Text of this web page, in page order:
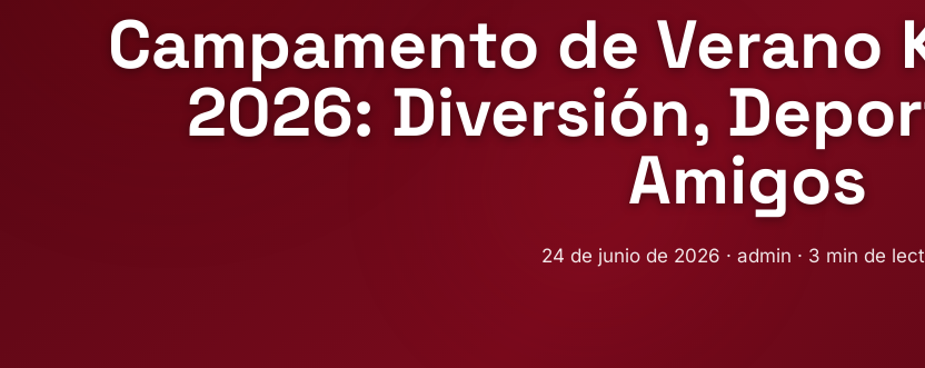
Campamento de Verano
2026: Diversión,
Amigos
24 de junio de 2026 · admin · 3 min de